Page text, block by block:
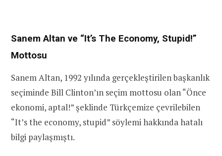
Sanem Altan ve “It’s The Economy, Stupid!”
Mottosu
Sanem Altan, 1992 yılında gerçekleştirilen başkanlık
seçiminde Bill Clinton’ın seçim mottosu olan “Önce
ekonomi, aptal!” şeklinde Türkçemize çevrilebilen
“It’s the economy, stupid” söylemi hakkında hatalı
bilgi paylaşmıştı.